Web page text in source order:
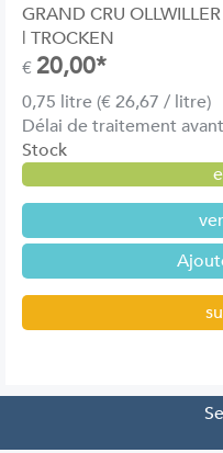
GRAND CRU
| TROCKEN
€ 20,00*
0,75 litre (€ 26,67 / litre)
Délai de traitement
Stock